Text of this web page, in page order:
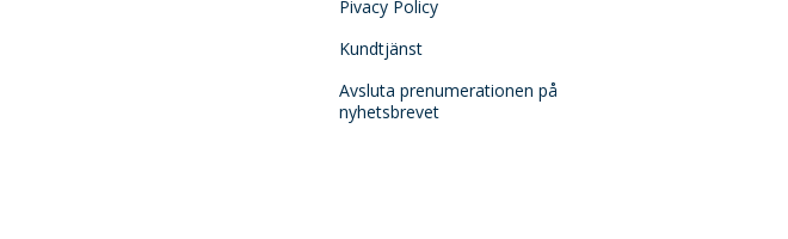
Pivacy Policy
Kundtjänst
Avsluta prenumerationen på
nyhetsbrevet